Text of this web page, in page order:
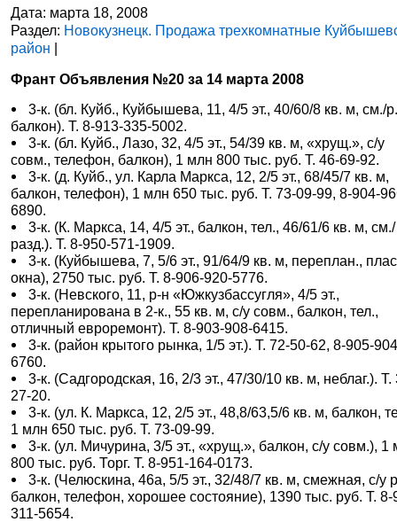
Дата: марта 18, 2008
Раздел: Новокузнецк. Продажа трехкомнатные
район |
Франт Объявления №20 за 14 марта 2008
3-к. (бл. Куйб., Куйбышева, 11, 4/5 эт., 40/60/8 кв. м, см./
балкон). Т. 8-913-335-5002.
3-к. (бл. Куйб., Лазо, 32, 4/5 эт., 54/39 кв. м, «хрущ.», с/у
совм., телефон, балкон), 1 млн 800 тыс. руб. Т. 46-69-92.
3-к. (д. Куйб., ул. Карла Маркса, 12, 2/5 эт., 68/45/7 кв. м,
балкон, телефон), 1 млн 650 тыс. руб. Т. 73-09-99, 8-904-
6890.
3-к. (К. Маркса, 14, 4/5 эт., балкон, тел., 46/61/6 кв. м, см./
разд.). Т. 8-950-571-1909.
3-к. (Куйбышева, 7, 5/6 эт., 91/64/9 кв. м, переплан.,
окна), 2750 тыс. руб. Т. 8-906-920-5776.
3-к. (Невского, 11, р-н «Южкузбассугля», 4/5 эт.,
перепланирована в 2-к., 55 кв. м, с/у совм., балкон, тел.,
отличный евроремонт). Т. 8-903-908-6415.
3-к. (район крытого рынка, 1/5 эт.). Т. 72-50-62, 8-905-
6760.
3-к. (Садгородская, 16, 2/3 эт., 47/30/10 кв. м, неблаг.). Т.
27-20.
3-к. (ул. К. Маркса, 12, 2/5 эт., 48,8/63,5/6 кв. м, балкон,
1 млн 650 тыс. руб. Т. 73-09-99.
3-к. (ул. Мичурина, 3/5 эт., «хрущ.», балкон, с/у совм.), 1
800 тыс. руб. Торг. Т. 8-951-164-0173.
3-к. (Челюскина, 46а, 5/5 эт., 32/48/7 кв. м, смежная, с/у
балкон, телефон, хорошее состояние), 1390 тыс. руб. Т. 8-
311-5654.